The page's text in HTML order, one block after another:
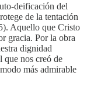
deificación del
de la tentación
Aquello que Cristo
gracia. Por la obra
dignidad
que nos creó de
más admirable